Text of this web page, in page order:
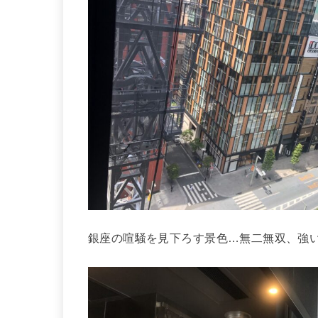
銀座の喧騒を見下ろす景色…無二無双、強